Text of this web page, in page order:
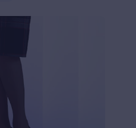
evaluación de desempeño